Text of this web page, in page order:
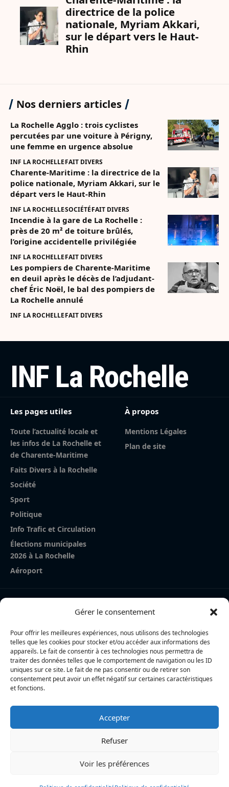
Gérer le consentement
Pour offrir les meilleures expériences, nous utilisons des technologies
telles que les cookies pour stocker et/ou accéder aux informations des
appareils. Le fait de consentir à ces technologies nous permettra de
traiter des données telles que le comportement de navigation ou les ID
uniques sur ce site. Le fait de ne pas consentir ou de retirer son
consentement peut avoir un effet négatif sur certaines caractéristiques
et fonctions.
Accepter
Refuser
Voir les préférences
Nos derniers articles
La Rochelle Agglo : trois cyclistes
percutées par une voiture à Périgny,
une femme en urgence absolue
INF LA ROCHELLEFAIT DIVERS
Charente-Maritime : la directrice de la
police nationale, Myriam Akkari, sur le
départ vers le Haut-Rhin
INF LA ROCHELLESOCIÉTÉFAIT DIVERS
Incendie à la gare de La Rochelle :
près de 20 m² de toiture brûlés,
l’origine accidentelle privilégiée
INF LA ROCHELLEFAIT DIVERS
Les pompiers de Charente-Maritime
en deuil après le décès de l’adjudant-
chef Éric Noël, le bal des pompiers de
La Rochelle annulé
INF LA ROCHELLEFAIT DIVERS
INF La Rochelle
Les pages utiles
Toute l’actualité locale et
les infos de La Rochelle et
de Charente-Maritime
Faits Divers à la Rochelle
Société
Sport
Politique
Info Trafic et Circulation
Élections municipales
2026 à La Rochelle
Aéroport
À propos
Mentions Légales
Plan de site
voiture à Périgny, une femme en urgence absolue
Charente-Maritime : la directrice de la police nationale,
Myriam Akkari, sur le départ vers le Haut-Rhin
Incendie à la gare de La Rochelle : près de 20 m² de
toiture brûlés, l’origine accidentelle privilégiée
L’actualité locale en continu à La Rochelle et en Charente-